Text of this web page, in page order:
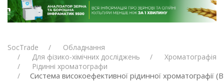
SocTrade
Обладнання
Для фізико-хімічних досліджень
Хроматографія
Рідинні хроматографи
Система високоефективної рідинної хроматографії